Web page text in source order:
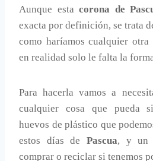
Aunque esta corona de
exacta por definición, se trata
como haríamos cualquier otra
en realidad solo le falta la
Para hacerla vamos a
cualquier cosa que pueda
huevos de plástico que
estos días de Pascua, y un
comprar o reciclar si tenemos